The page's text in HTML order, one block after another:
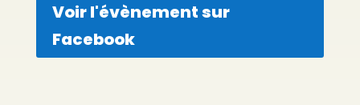
Voir l'évènement sur
Facebook